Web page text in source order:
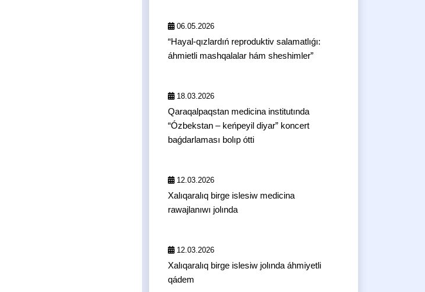
06.05.2026
“Hayal-qızlardıń reproduktiv salamatlıǵı:
áhmietli mashqalalar hám sheshimler”
18.03.2026
Qaraqalpaqstan medicina institutında
“Ózbekstan – keńpeyil diyar” koncert
baǵdarlaması bolıp ótti
12.03.2026
Xalıqaralıq birge islesiw medicina
rawajlanıwı jolında
12.03.2026
Xalıqaralıq birge islesiw jolında áhmiyetli
qádem